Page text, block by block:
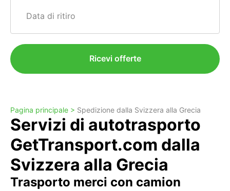
Data di ritiro
Ricevi offerte
Pagina principale > Spedizione dalla Svizzera alla Grecia
Servizi di autotrasporto
GetTransport.com dalla
Svizzera alla Grecia
Trasporto merci con camion